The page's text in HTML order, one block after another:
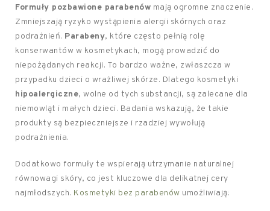
Formuły pozbawione parabenów mają ogromne znaczenie.
Zmniejszają ryzyko wystąpienia alergii skórnych oraz
podrażnień. Parabeny, które często pełnią rolę
konserwantów w kosmetykach, mogą prowadzić do
niepożądanych reakcji. To bardzo ważne, zwłaszcza w
przypadku dzieci o wrażliwej skórze. Dlatego kosmetyki
hipoalergiczne, wolne od tych substancji, są zalecane dla
niemowląt i małych dzieci. Badania wskazują, że takie
produkty są bezpieczniejsze i rzadziej wywołują
podrażnienia.
Dodatkowo formuły te wspierają utrzymanie naturalnej
równowagi skóry, co jest kluczowe dla delikatnej cery
najmłodszych. Kosmetyki bez parabenów umożliwiają: